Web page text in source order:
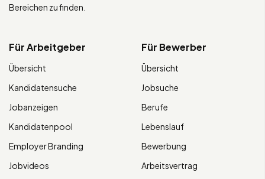
Bereichen zu finden.
Für Arbeitgeber
Übersicht
Kandidatensuche
Jobanzeigen
Kandidatenpool
Employer Branding
Jobvideos
Für Bewerber
Übersicht
Jobsuche
Berufe
Lebenslauf
Bewerbung
Arbeitsvertrag